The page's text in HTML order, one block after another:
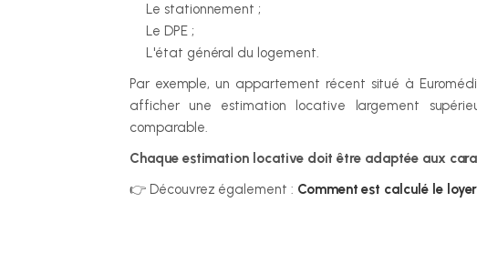
Le stationnement ;
Le DPE ;
L'état général du logement.
Par exemple, un appartement récent situé à
afficher une estimation locative largement
comparable.
Chaque estimation locative doit être adaptée aux
👉 Découvrez également : Comment est calculé le